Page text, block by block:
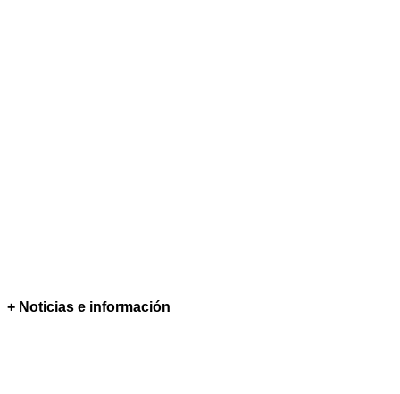
+ Noticias e información